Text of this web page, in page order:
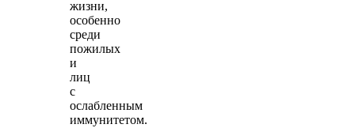
жизни,
особенно
среди
пожилых
и
лиц
с
ослабленным
иммунитетом.